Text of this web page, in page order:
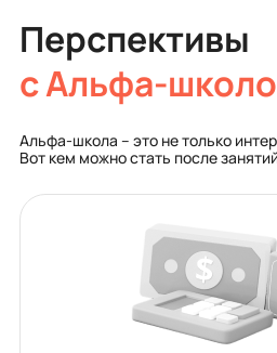
Перспективы
с Альфа-
Альфа-школа – это не только
Вот кем можно стать после